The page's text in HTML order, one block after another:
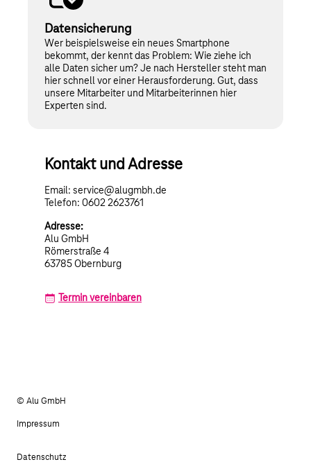
Datensicherung
Wer beispielsweise ein neues Smartphone
bekommt, der kennt das Problem: Wie ziehe ich
alle Daten sicher um? Je nach Hersteller steht man
hier schnell vor einer Herausforderung. Gut, dass
unsere Mitarbeiter und Mitarbeiterinnen hier
Experten sind.
Kontakt und Adresse
Email: service@alugmbh.de
Telefon: 0602 2623761
Adresse:
Alu GmbH
Römerstraße 4
63785 Obernburg
Termin vereinbaren
© Alu GmbH
Impressum
Datenschutz